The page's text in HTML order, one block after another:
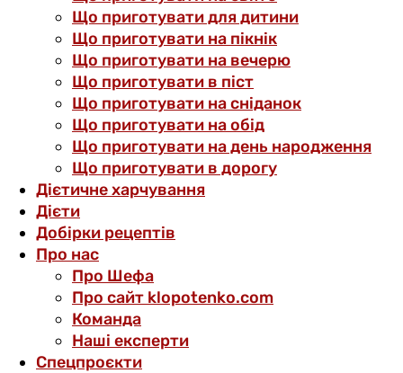
Що приготувати для дитини
Що приготувати на пікнік
Що приготувати на вечерю
Що приготувати в піст
Що приготувати на сніданок
Що приготувати на обід
Що приготувати на день народження
Що приготувати в дорогу
Дієтичне харчування
Дієти
Добірки рецептів
Про нас
Про Шефа
Про сайт klopotenko.com
Команда
Наші експерти
Спецпроєкти